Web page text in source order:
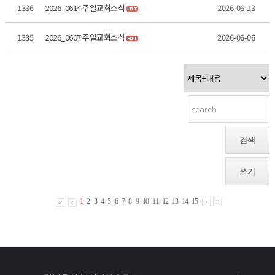
1336 2026_0614 주일교회소식 2026-06-13
1335 2026_0607 주일교회소식 2026-06-06
검색
쓰기
1 2 3 4 5 6 7 8 9 10 11 12 13 14 15